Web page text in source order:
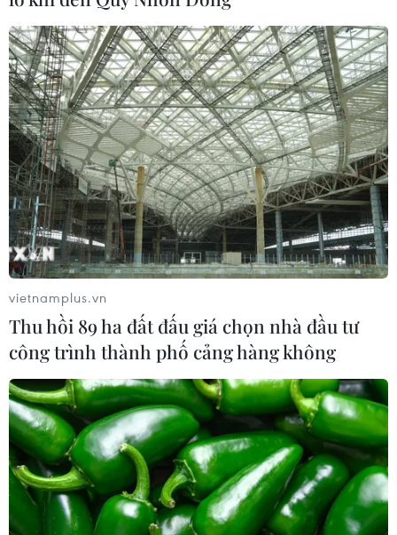
5 loại trái cây mùa Hè giúp giải nhiệt, làm
sạch thận và phòng sỏi hiệu quả
14/06/2025 06:00
Thận là bộ lọc tự nhiên của cơ thể giúp loại bỏ chất thải
và cân bằng điện giải. Nếu muốn thận khỏe, đừng bỏ
qua 5 loại trái cây dưới đây - vừa giúp giải độc, vừa hỗ
trợ phòng ngừa sỏi thận.
vietnamplus.vn
Thu hồi 89 ha đất đấu giá chọn nhà đầu tư
công trình thành phố cảng hàng không